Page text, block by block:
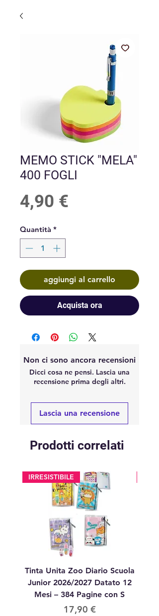
MEMO STICK "MELA"
400 FOGLI
4,90 €
Quantità *
aggiungi al carrello
Acquista ora
Non ci sono ancora recensioni
Dicci cosa ne pensi. Lascia una
recensione prima degli altri.
Lascia una recensione
Prodotti correlati
IRRESISTIBILE
Tinta Unita Zoo Diario Scuola
Junior 2026/2027 Datato 12
Mesi – 384 Pagine con S
Prezzo
17,90 €